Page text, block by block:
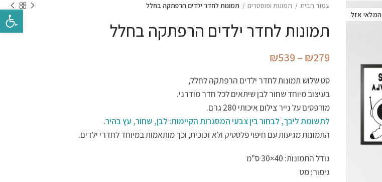
המלאי אזל
עמוד הבית תמונות ופוסטרים תמונות לחדר ילדים הרפתקה בחלל
תמונות לחדר ילדים הרפתקה בחלל
₪279
–
₪539
עד
סט שלוש תמונות לחדר ילדים הרפתקה לחלל,
בעיצוב מיוחד שחור לבן שיתאים לכל חדר מודרני.
מודפסים על נייר צילום איכותי 280 גרם.
לתשומת ליבך, לבחור בין צבעי המסגרות הקיימות: לבן, שחור, עץ בהיר.
התמונות מגיעות עם חיפוי פלסטיק ולא זכוכית, וכך מותאמות במיוחד לחדרי ילדים.
גודל התמונות: 40×30 ס"מ
גימור: מט
פתח